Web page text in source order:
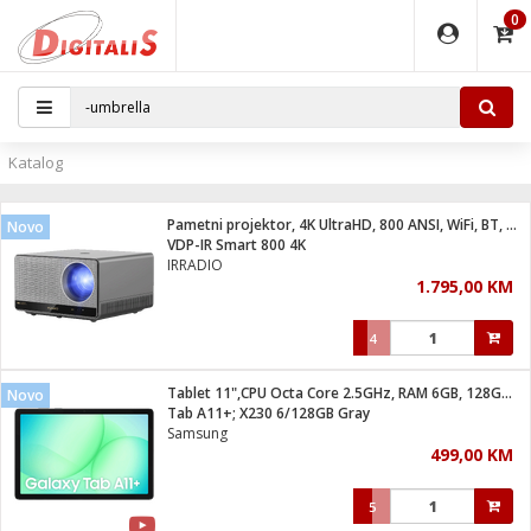
0
pribor
i pribor
/ G4
svjetla
grla
- Analogija
- IP
IP kamere
IP
Katalog
Novo
Pametni projektor, 4K UltraHD, 800 ANSI, WiFi, BT, Android
VDP-IR Smart 800 4K
IRRADIO
1.795,00 KM
4
Novo
Tablet 11",CPU Octa Core 2.5GHz, RAM 6GB, 128GB, 7040mAh
Tab A11+; X230 6/128GB Gray
Samsung
499,00 KM
5